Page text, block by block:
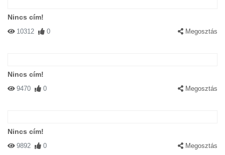
Nincs cím!
10312 0 Megosztás
Nincs cím!
9470 0 Megosztás
Nincs cím!
9892 0 Megosztás